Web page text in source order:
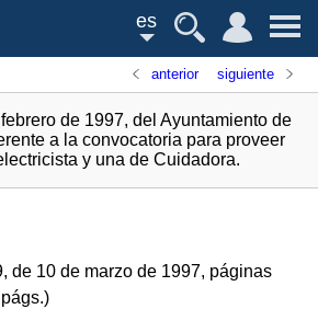
es
anterior siguiente
de 1997, del Ayuntamiento de
a la convocatoria para proveer
y una de Cuidadora.
de 10 de marzo de 1997, páginas
págs.)